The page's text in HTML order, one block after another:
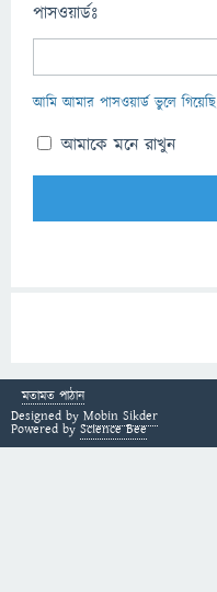
পাসওয়ার্ডঃ
আমি আমার পাসওয়ার্ড ভুলে গিয়েছি
আমাকে মনে রাখুন
মতামত পাঠান
Designed by Mobin Sikder
Powered by Science Bee